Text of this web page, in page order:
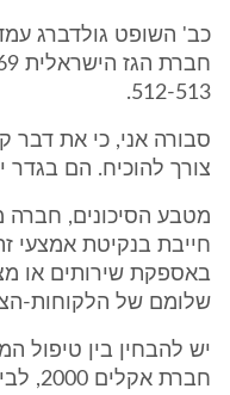
512-513.
סבורה אני, כי את דבר
צורך להוכיח. הם בגדר
מטבע הסיכונים,
חייבת בנקיטת אמצעי
באספקת שירותים או
שלומם של הלקוחות-
יש להבחין בין טיפול